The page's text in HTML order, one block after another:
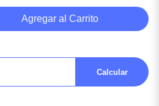
Agregar al Carrito
Calcular